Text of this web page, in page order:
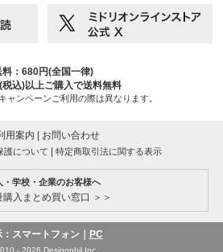
料：680円(全国一律)
込)以上ご購入で送料無料
ャンペーンご利用の際は異なります。
用案内 お問い合わせ
護について 特定商取引法に関する表示
・学校・企業のお客様へ
入まとめ買い窓口 ＞＞
スマートフォン｜ PC